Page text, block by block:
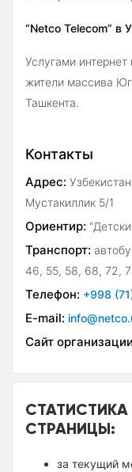
“Netco Telecom” в
Услугами
жители массива
Ташкента.
Контакты
Адрес:
Мустакиллик 5/1
Ориентир:
Транспорт:
46, 55, 58, 68, 72,
Телефон: +998
E-mail:
Сайт
СТРАНИЦЫ:
за текущий